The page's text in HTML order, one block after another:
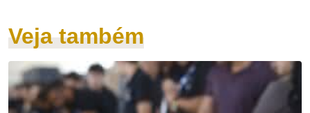
Veja também